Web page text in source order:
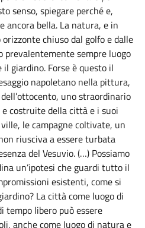
senso, spiegare perché e,
ancora bella. La natura, e in
chiuso dal golfo e dalle
prevalentemente sempre luogo
giardino. Forse è questo il
napoletano nella pittura,
uno straordinario
costruite della città e i suoi
le campagne coltivate, un
riusciva a essere turbata
del Vesuvio. (…) Possiamo
un’ipotesi che guardi tutto il
esistenti, come si
La città come luogo di
libero può essere
anche come luogo di natura e